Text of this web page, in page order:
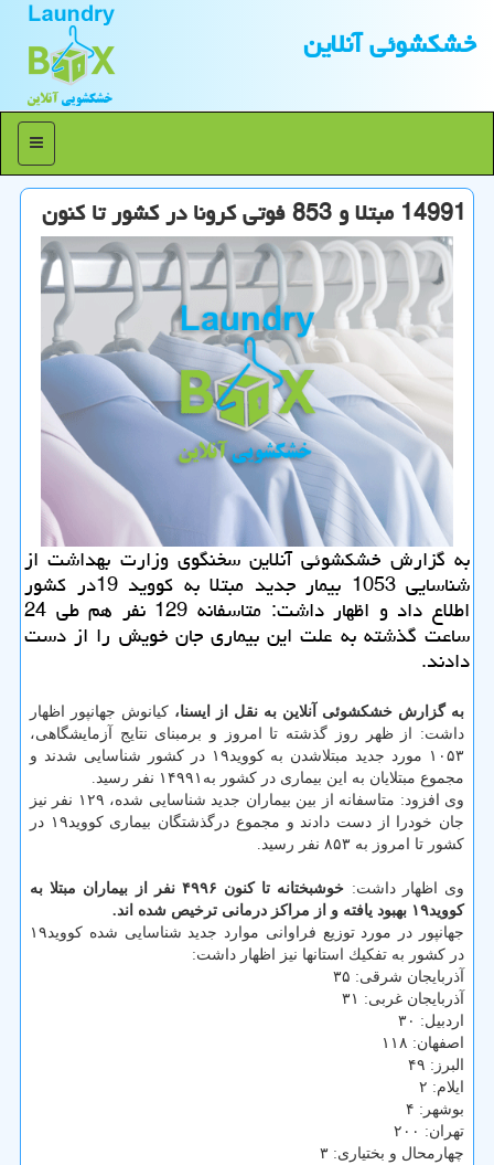
خشكشوئی آنلاین
منو
14991 مبتلا و 853 فوتی كرونا در كشور تا كنون
به گزارش خشكشوئی آنلاین سخنگوی وزارت بهداشت از
شناسایی 1053 بیمار جدید مبتلا به كووید 19در كشور
اطلاع داد و اظهار داشت: متاسفانه 129 نفر هم طی 24
ساعت گذشته به علت این بیماری جان خویش را از دست
دادند.
به گزارش خشكشوئی آنلاین به نقل از ایسنا، كیانوش جهانپور اظهار
داشت: از ظهر روز گذشته تا امروز و برمبنای نتایج آزمایشگاهی،
۱۰۵۳ مورد جدید مبتلاشدن به كووید۱۹ در كشور شناسایی شدند و
مجموع مبتلایان به این بیماری در كشور به۱۴۹۹۱ نفر رسید.
وی افزود: متاسفانه از بین بیماران جدید شناسایی شده، ۱۲۹ نفر نیز
جان خودرا از دست دادند و مجموع درگذشتگان بیماری كووید۱۹ در
كشور تا امروز به ۸۵۳ نفر رسید.
وی اظهار داشت:
خوشبختانه تا كنون ۴۹۹۶ نفر از بیماران مبتلا به
كووید۱۹ بهبود یافته و از مراكز درمانی ترخیص شده اند.
جهانپور در مورد توزیع فراوانی موارد جدید شناسایی شده كووید۱۹
در كشور به تفكیك استانها نیز اظهار داشت:
آذربایجان شرقی: ۳۵
آذربایجان غربی: ۳۱
اردبیل: ۳۰
اصفهان: ۱۱۸
البرز: ۴۹
ایلام: ۲
بوشهر: ۴
تهران: ۲۰۰
چهارمحال و بختیاری: ۳